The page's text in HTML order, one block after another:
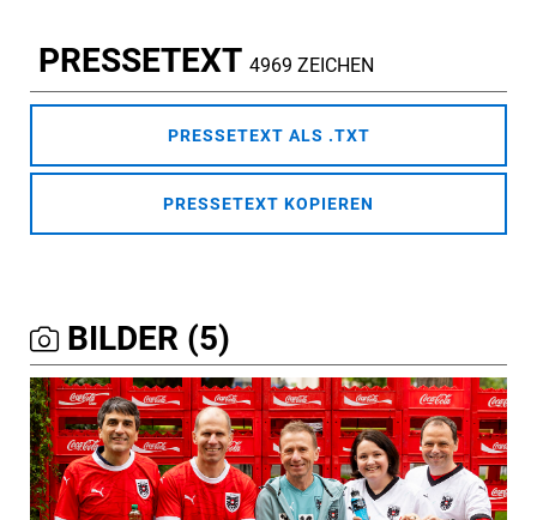
PRESSETEXT 4969 ZEICHEN
PRESSETEXT ALS .TXT
PRESSETEXT KOPIEREN
BILDER (5)